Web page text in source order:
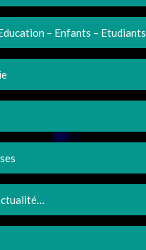
– Enfants – Etudiants